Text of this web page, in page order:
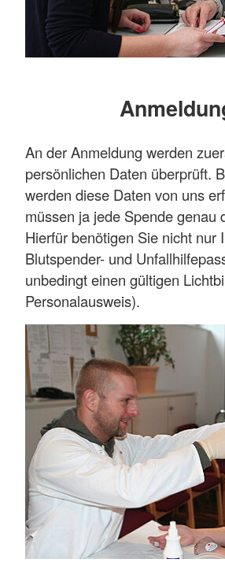
An der Anmeldung werden
persönlichen Daten überprüft.
werden diese Daten von uns
müssen ja jede Spende genau
Hierfür benötigen Sie nicht nur
Blutspender- und
unbedingt einen gültigen
Personalausweis).